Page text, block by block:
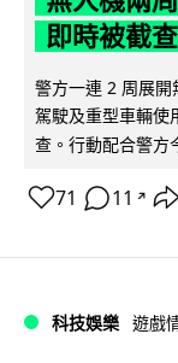
即時被截查
警方一連 2 周展
駕駛及重型車輛使
查。行動配合警方
71 11 ↗
科技娛樂 遊戲